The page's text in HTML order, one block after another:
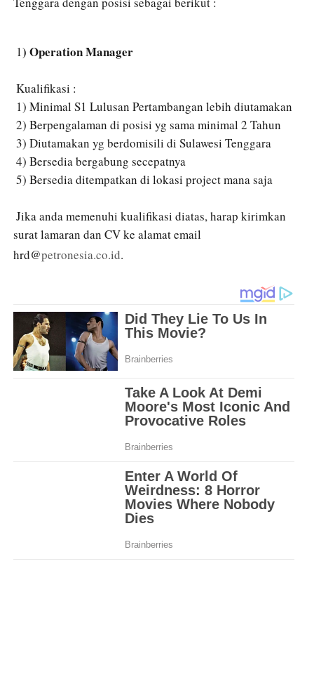
1) Operation Manager
Kualifikasi :
2) Berpengalaman di posisi yg sama minimal 2 Tahun
3) Diutamakan yg berdomisili di Sulawesi Tenggara
4) Bersedia bergabung secepatnya
5) Bersedia ditempatkan di lokasi project mana saja
Jika anda memenuhi kualifikasi diatas, harap kirimkan
surat lamaran dan CV ke alamat email
hrd@petronesia.co.id.